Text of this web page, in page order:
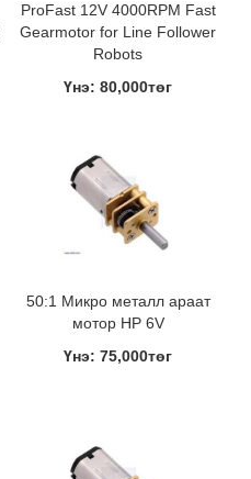
ProFast 12V 4000RPM Fast
Gearmotor for Line Follower
Robots
Үнэ: 80,000төг
50:1 Микро металл араат
мотор HP 6V
Үнэ: 75,000төг